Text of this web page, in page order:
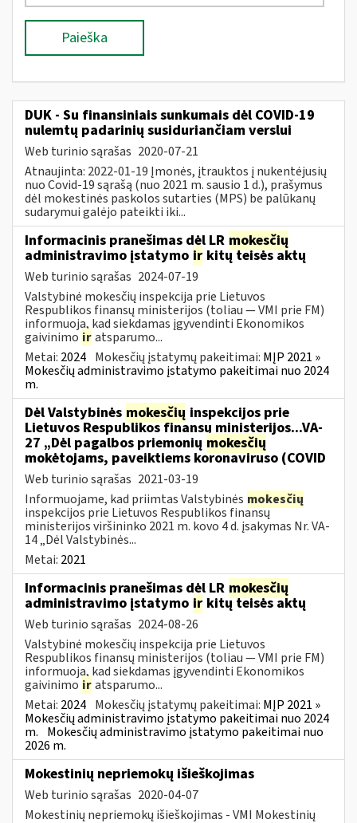
Paieška
DUK - Su finansiniais sunkumais dėl COVID-19
nulemtų padarinių susiduriančiam verslui
Web turinio sąrašas 2020-07-21
Atnaujinta: 2022-01-19 Įmonės, įtrauktos į nukentėjusių
nuo Covid-19 sąrašą (nuo 2021 m. sausio 1 d.), prašymus
dėl mokestinės paskolos sutarties (MPS) be palūkanų
sudarymui galėjo pateikti iki...
Informacinis pranešimas dėl LR mokesčių
administravimo įstatymo ir kitų teisės aktų
Web turinio sąrašas 2024-07-19
Valstybinė mokesčių inspekcija prie Lietuvos
Respublikos finansų ministerijos (toliau — VMI prie FM)
informuoja, kad siekdamas įgyvendinti Ekonomikos
gaivinimo iratsparumo...
Metai: 2024 Mokesčių įstatymų pakeitimai: MĮP 2021 »
Mokesčių administravimo įstatymo pakeitimai nuo 2024
m.
Dėl Valstybinės mokesčių inspekcijos prie
Lietuvos Respublikos finansų ministerijos...VA-
27 „Dėl pagalbos priemonių mokesčių
mokėtojams, paveiktiems koronaviruso (COVID
Web turinio sąrašas 2021-03-19
Informuojame, kad priimtas Valstybinės mokesčių
inspekcijos prie Lietuvos Respublikos finansų
ministerijos viršininko 2021 m. kovo 4 d. įsakymas Nr. VA-
14 „Dėl Valstybinės...
Metai: 2021
Informacinis pranešimas dėl LR mokesčių
administravimo įstatymo ir kitų teisės aktų
Web turinio sąrašas 2024-08-26
Valstybinė mokesčių inspekcija prie Lietuvos
Respublikos finansų ministerijos (toliau — VMI prie FM)
informuoja, kad siekdamas įgyvendinti Ekonomikos
gaivinimo iratsparumo...
Metai: 2024 Mokesčių įstatymų pakeitimai: MĮP 2021 »
Mokesčių administravimo įstatymo pakeitimai nuo 2024
m. Mokesčių administravimo įstatymo pakeitimai nuo
2026 m.
Mokestinių nepriemokų išieškojimas
Web turinio sąrašas 2020-04-07
Mokestinių nepriemokų išieškojimas - VMI Mokestinių